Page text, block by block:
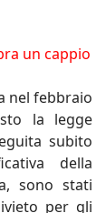
un cappio
nel febbraio
la legge
subito
della
sono stati
per gli